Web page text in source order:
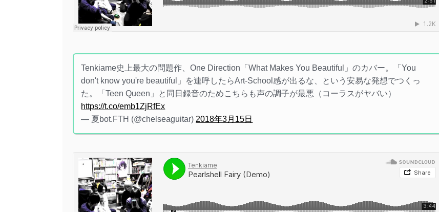
Tenkiame史上最大の問題作、One Direction「What Makes You Beautiful」のカバー。「You
don't know you're beautiful」を連呼したらArt-School感が出るな、という安易な発想でつくっ
た。「Teen Queen」と同日録音のためこちらも声の調子が最悪（コーラスがヤバい）
https://t.co/emb1ZjRfEx
— 夏bot.FTH (@chelseaguitar) 2018年3月15日